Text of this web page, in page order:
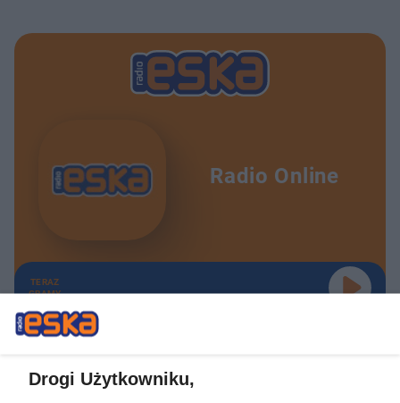
Radio Online
TERAZ
GRAMY
Drogi Użytkowniku,